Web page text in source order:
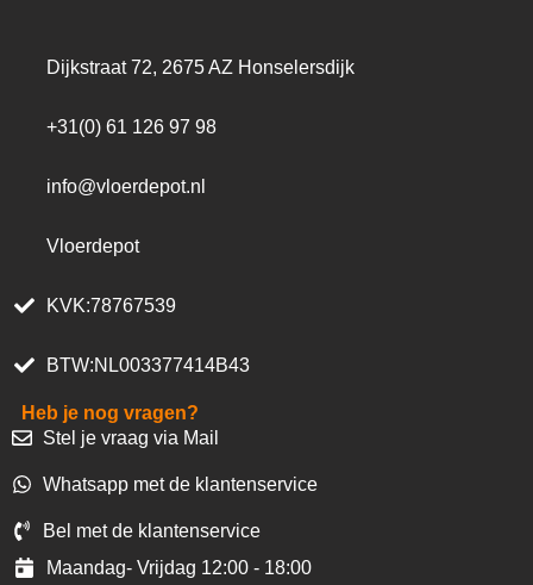
Dijkstraat 72, 2675 AZ Honselersdijk
+31(0) 61 126 97 98
info@vloerdepot.nl
Vloerdepot
KVK:78767539
BTW:NL003377414B43
Heb je nog vragen?
Stel je vraag via Mail
Whatsapp met de klantenservice
Bel met de klantenservice
Maandag- Vrijdag 12:00 - 18:00